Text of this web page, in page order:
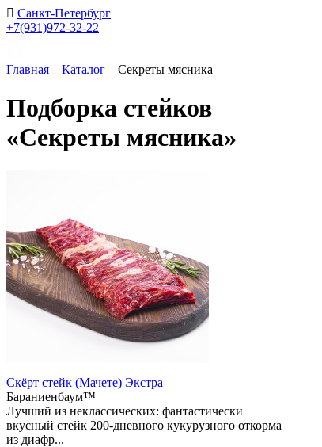
Санкт-Петербург
+7(931)972-32-22
Главная – Каталог – Секреты мясника
Подборка стейков
«Секреты мясника»
Скёрт стейк (Мачете) Экстра
Бараниенбаум™
Лучший из неклассических: фантастически
вкусный стейк 200-дневного кукурузного откорма
из диафр...